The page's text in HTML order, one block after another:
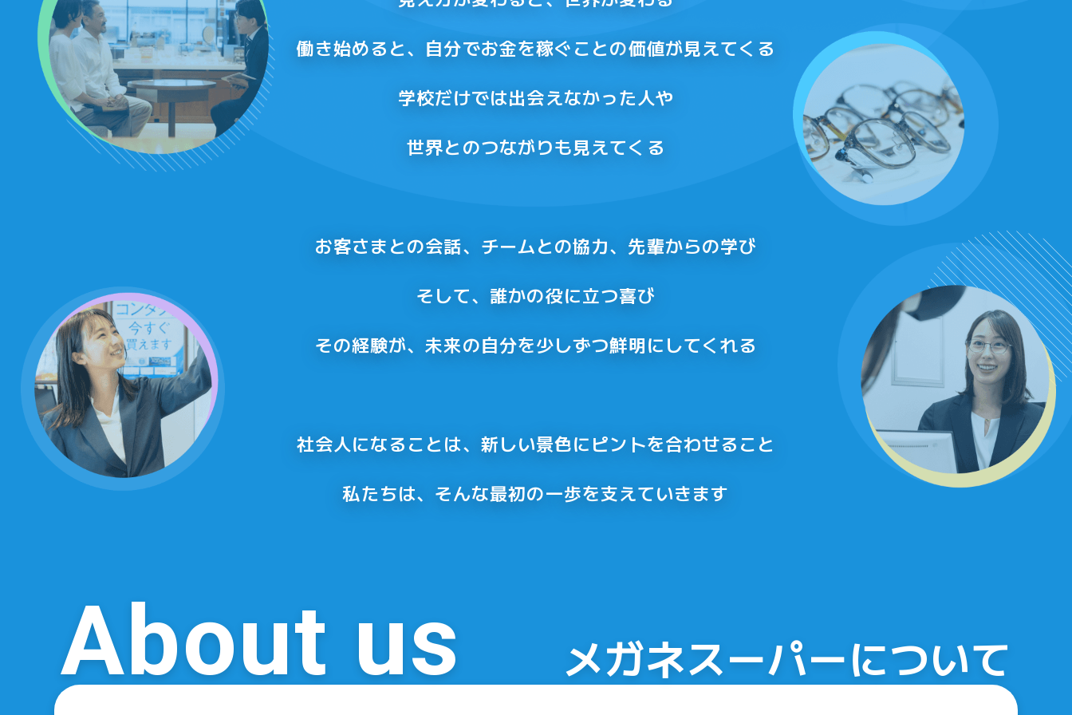
働き始めると、自分でお金を稼ぐことの価値が見えてくる
学校だけでは出会えなかった人や
世界とのつながりも見えてくる
お客さまとの会話、 チームとの協力、先輩からの学び
そして、誰かの役に立つ喜び
その経験が、未来の自分を少しずつ鮮明にしてくれる
社会人になることは、 新しい景色にピントを合わせること
私たちは、そんな最初の一歩を支えていきます
About us メガネスーパーについて